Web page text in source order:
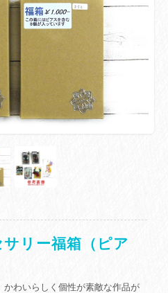
サリー福箱（ピア
わいらしく個性が素敵な作品が